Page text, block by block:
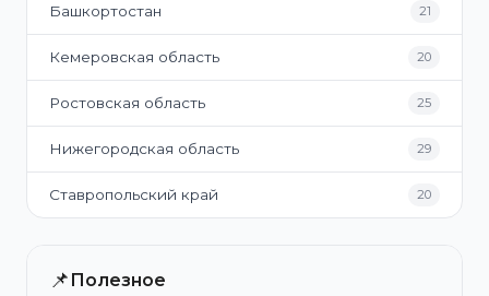
Башкортостан 21
Кемеровская область 20
Ростовская область 25
Нижегородская область 29
Ставропольский край 20
📌 Полезное